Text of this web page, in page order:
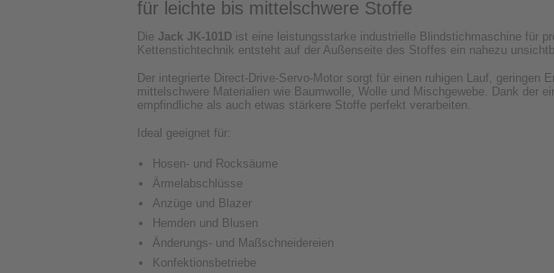
für leichte bis mittelschwere Stoffe
Die Jack JK-101D ist eine leistungsstarke industrielle Blindstichmaschine für
Kettenstichtechnik entsteht auf der Außenseite des Stoffes ein nahezu
Der integrierte Direct-Drive-Servo-Motor sorgt für einen ruhigen Lauf,
mittelschwere Materialien wie Baumwolle, Wolle und Mischgewebe. Dank der
empfindliche als auch etwas stärkere Stoffe perfekt verarbeiten.
Ideal geeignet für:
Hosen- und Rocksäume
Ärmelabschlüsse
Anzüge und Blazer
Hemden und Blusen
Änderungs- und Maßschneidereien
Konfektionsbetriebe